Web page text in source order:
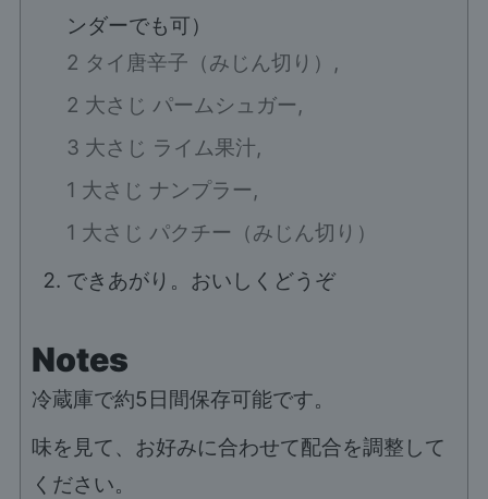
ンダーでも可）
2 タイ唐辛子（みじん切り）,
2 大さじ パームシュガー,
3 大さじ ライム果汁,
1 大さじ ナンプラー,
1 大さじ パクチー（みじん切り）
できあがり。おいしくどうぞ
Notes
冷蔵庫で約5日間保存可能です。
味を見て、お好みに合わせて配合を調整して
ください。